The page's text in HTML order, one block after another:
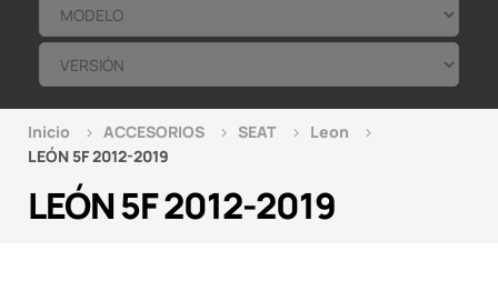
LEÓN 5F 2012-2019
Inicio ACCESORIOS SEAT
Leon
LEÓN 5F 2012-2019